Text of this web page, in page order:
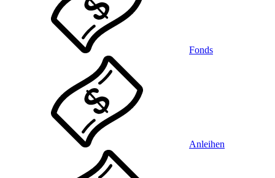
Fonds
Anleihen